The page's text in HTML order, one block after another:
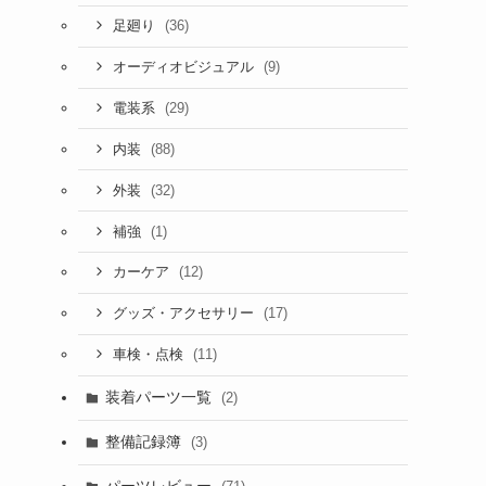
足廻り (36)
オーディオビジュアル (9)
電装系 (29)
内装 (88)
外装 (32)
補強 (1)
カーケア (12)
グッズ・アクセサリー (17)
車検・点検 (11)
装着パーツ一覧 (2)
整備記録簿 (3)